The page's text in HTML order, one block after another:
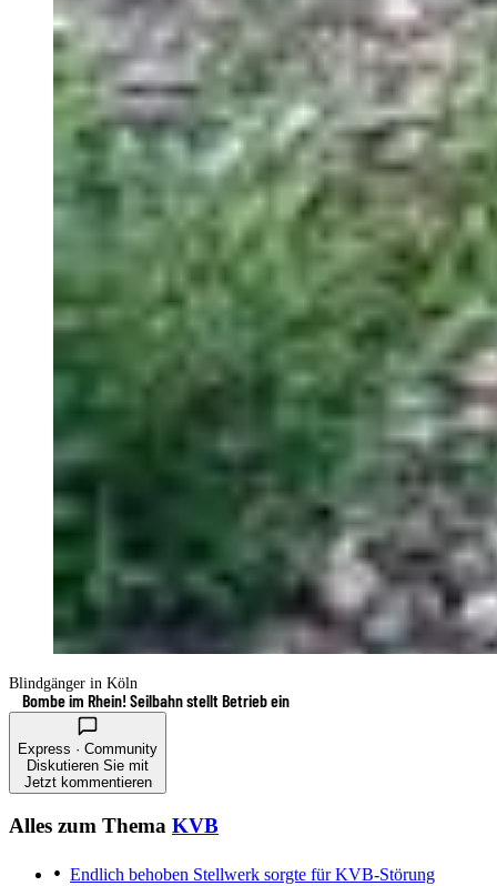
Blindgänger in Köln
Bombe im Rhein! Seilbahn stellt Betrieb ein
Express · Community
Diskutieren Sie mit
Jetzt kommentieren
Alles zum Thema KVB
Endlich behoben Stellwerk sorgte für KVB-Störung